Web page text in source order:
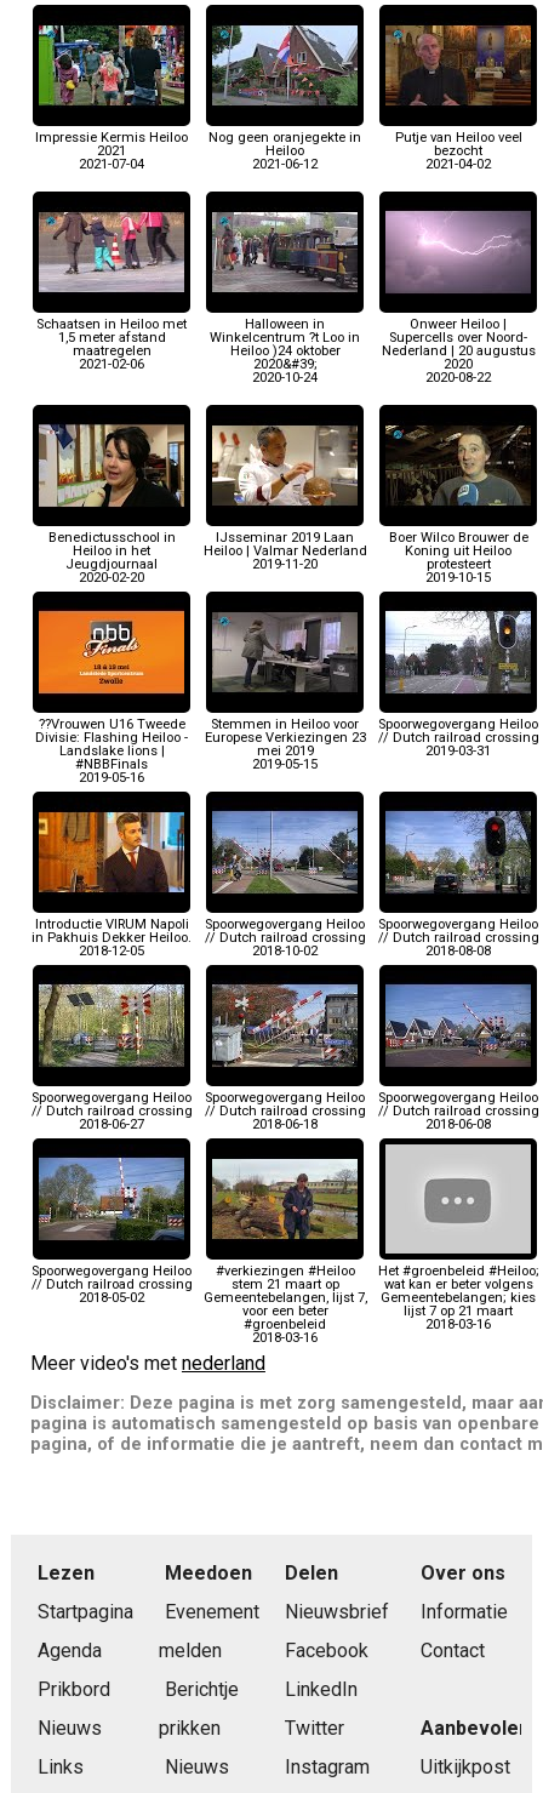
Impressie Kermis Heiloo
2021
2021-07-04
Nog geen oranjegekte in
Heiloo
2021-06-12
Putje van Heiloo veel
bezocht
2021-04-02
Schaatsen in Heiloo met
1,5 meter afstand
maatregelen
2021-02-06
Halloween in
Winkelcentrum ?t Loo in
Heiloo )24 oktober
2020&#39;
2020-10-24
Onweer Heiloo |
Supercells over Noord-
Nederland | 20 augustus
2020
2020-08-22
Benedictusschool in
Heiloo in het
Jeugdjournaal
2020-02-20
IJsseminar 2019 Laan
Heiloo | Valmar Nederland
2019-11-20
Boer Wilco Brouwer de
Koning uit Heiloo
protesteert
2019-10-15
??Vrouwen U16 Tweede
Divisie: Flashing Heiloo -
Landslake lions |
#NBBFinals
2019-05-16
Stemmen in Heiloo voor
Europese Verkiezingen 23
mei 2019
2019-05-15
Spoorwegovergang Heiloo
// Dutch railroad crossing
2019-03-31
Introductie VIRUM Napoli
in Pakhuis Dekker Heiloo.
2018-12-05
Spoorwegovergang Heiloo
// Dutch railroad crossing
2018-10-02
Spoorwegovergang Heiloo
// Dutch railroad crossing
2018-08-08
Spoorwegovergang Heiloo
// Dutch railroad crossing
2018-06-27
Spoorwegovergang Heiloo
// Dutch railroad crossing
2018-06-18
Spoorwegovergang Heiloo
// Dutch railroad crossing
2018-06-08
Spoorwegovergang Heiloo
// Dutch railroad crossing
2018-05-02
#verkiezingen #Heiloo
stem 21 maart op
Gemeentebelangen, lijst 7,
voor een beter
#groenbeleid
2018-03-16
Het #groenbeleid #Heiloo;
wat kan er beter volgens
Gemeentebelangen; kies
lijst 7 op 21 maart
2018-03-16
Meer video's met nederland
Disclaimer: Deze pagina is met zorg samengesteld, maar
pagina is automatisch samengesteld op basis van
pagina, of de informatie die je aantreft, neem dan contact
Lezen
Startpagina
Agenda
Prikbord
Nieuws
Links
Meedoen
Evenement
melden
Berichtje
prikken
Nieuws
Delen
Nieuwsbrief
Facebook
LinkedIn
Twitter
Instagram
Over ons
Informatie
Contact
Aanbevolen
Uitkijkpost